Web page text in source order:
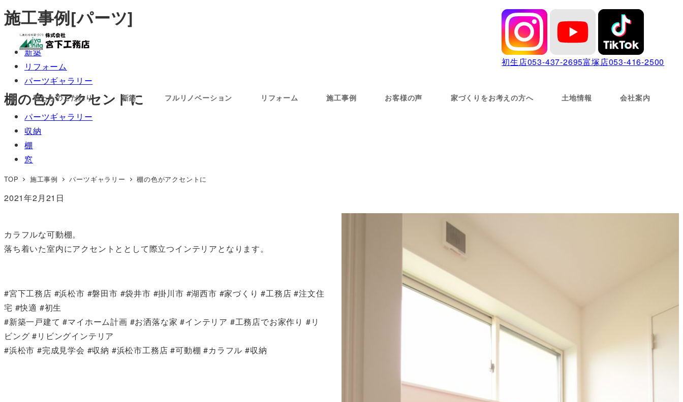
メ
イ
ン
初生店053-437-2695富塚店053-416-2500
私たちのこだわり 新築 フルリノベーション リフォーム 施工事例 お客様の声 家づくりをお考えの方へ 土地情報 会社案内
施工事例[パーツ]
新築
リフォーム
パーツギャラリー
棚の色がアクセントに
パーツギャラリー
収納
棚
窓
TOP 施工事例 パーツギャラリー 棚の色がアクセントに
2021年2月21日
カラフルな可動棚。
落ち着いた室内にアクセントととして際立つインテリアとなります。
#宮下工務店 #浜松市 #磐田市 #袋井市 #掛川市 #湖西市 #家づくり #工務店 #注文住
宅 #快適 #初生
#新築一戸建て #マイホーム計画 #お洒落な家 #インテリア #工務店でお家作り #リ
ビング #リビングインテリア
#浜松市 #完成見学会 #収納 #浜松市工務店 #可動棚 #カラフル #収納